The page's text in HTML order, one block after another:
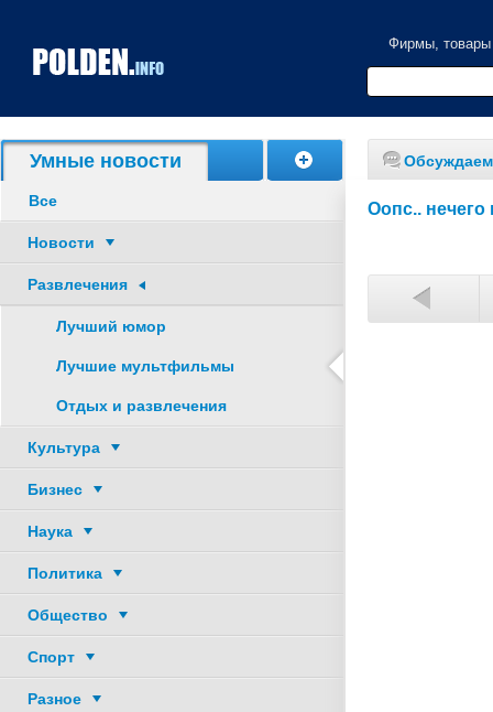
Фирмы, товары
Умные новости
Все
Новости
Развлечения
Лучший юмор
Лучшие мультфильмы
Отдых и развлечения
Культура
Бизнес
Наука
Политика
Общество
Спорт
Разное
Обсуждаем
Оопс.. нечего